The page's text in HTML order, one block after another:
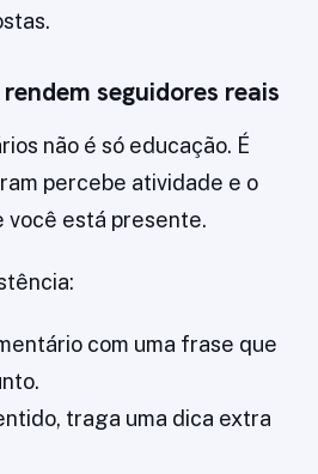
seguidores reais
não é só educação. É
percebe atividade e o
você está presente.
com uma frase que
traga uma dica extra